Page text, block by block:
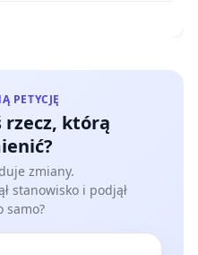
PETYCJĘ
rzecz, którą
zmiany.
stanowisko i podjął
samo?